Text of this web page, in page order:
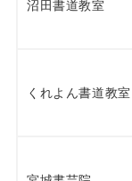
沼田書道教室
くれよん書道教室